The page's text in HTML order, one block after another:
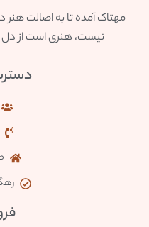
مهتاک آمده تا به اصالت
نیست، هنری است از دل